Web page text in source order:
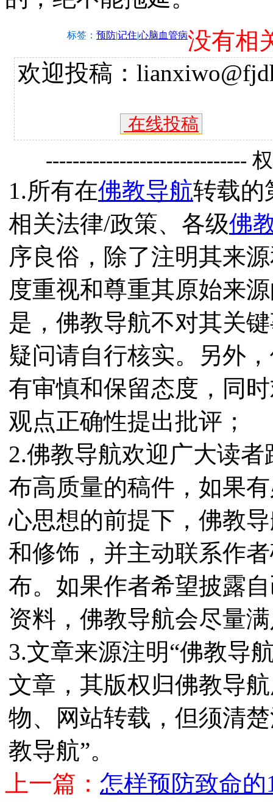
标签： 预防|记住|心脑血管病没有相
欢迎投稿：
在线投稿
------------------------------
1.所有在佛教导航转载的
相关法律/政策、各级佛
序良俗，除了注明其来
度重视和尊重其原始来
是，佛教导航不对其关
疑问请自行核实。另外
有审慎和保留态度，同
观点正确性提出批评；
2.佛教导航欢迎广大读
布高质量的稿件，如果
心思想的前提下，佛教
和修饰，并主动联系作
布。如果作者希望披露
资料，佛教导航会尽量
3.文章来源注明“佛教导
文章，其版权归佛教导
物、网站转载，但须清
教导航”。
上一篇： 怎样预防致命